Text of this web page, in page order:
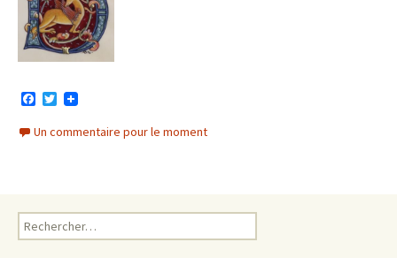
c
e
T
i
t
Un commentaire pour le moment
Rechercher :